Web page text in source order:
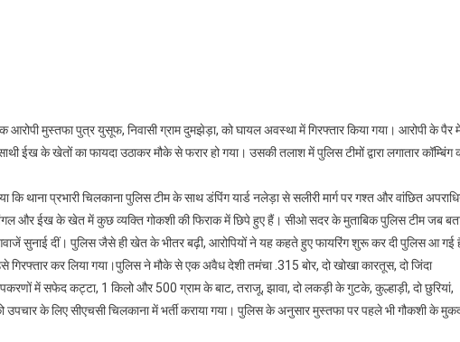
मुस्तफा पुत्र युसूफ, निवासी ग्राम दुमझेड़ा, को घायल अवस्था में गिरफ्तार किया गया। आरोपी के पैर
ईख के खेतों का फायदा उठाकर मौके से फरार हो गया। उसकी तलाश में पुलिस टीमों द्वारा लगातार कॉम्बिंग
थाना प्रभारी चिलकाना पुलिस टीम के साथ डंपिंग यार्ड नलेड़ा से सलीरी मार्ग पर गश्त और वांछित
और ईख के खेत में कुछ व्यक्ति गोकशी की फिराक में छिपे हुए हैं। सीओ सदर के मुताबिक पुलिस टीम जब
सुनाई दीं। पुलिस जैसे ही खेत के भीतर बढ़ी, आरोपियों ने यह कहते हुए फायरिंग शुरू कर दी पुलिस आ गई
गिरफ्तार कर लिया गया।पुलिस ने मौके से एक अवैध देशी तमंचा .315 बोर, दो खोखा कारतूस, दो जिंदा
में सफेद कट्टा, 1 किलो और 500 ग्राम के बाट, तराजू, झावा, दो लकड़ी के गुटके, कुल्हाड़ी, दो छुरियां,
के लिए सीएचसी चिलकाना में भर्ती कराया गया। पुलिस के अनुसार मुस्तफा पर पहले भी गौकशी के